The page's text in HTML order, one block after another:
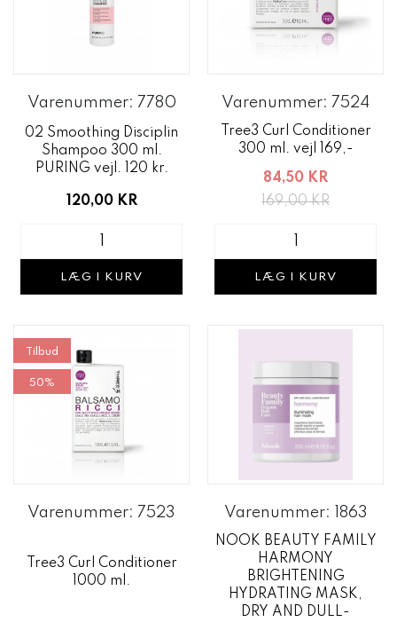
Varenummer: 7780
02 Smoothing Disciplin
Shampoo 300 ml.
PURING vejl. 120 kr.
120,00 KR
LÆG I KURV
Varenummer: 7524
Tree3 Curl Conditioner
300 ml. vejl 169,-
84,50 KR
169,00 KR
LÆG I KURV
Tilbud
50%
Varenummer: 7523
Tree3 Curl Conditioner
1000 ml.
Varenummer: 1863
NOOK BEAUTY FAMILY
HARMONY
BRIGHTENING
HYDRATING MASK,
DRY AND DULL-